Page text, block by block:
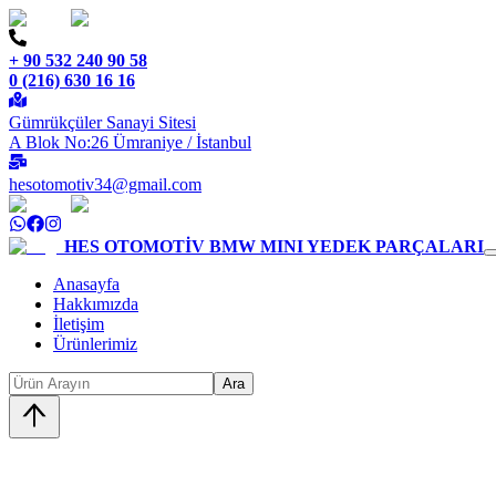
+ 90 532 240 90 58
0 (216) 630 16 16
Gümrükçüler Sanayi Sitesi
A Blok No:26 Ümraniye / İstanbul
hesotomotiv34@gmail.com
HES OTOMOTİV BMW MINI YEDEK PARÇALARI
Anasayfa
Hakkımızda
İletişim
Ürünlerimiz
Ara